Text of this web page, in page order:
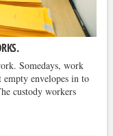
Somedays, work
empty envelopes in to
custody workers